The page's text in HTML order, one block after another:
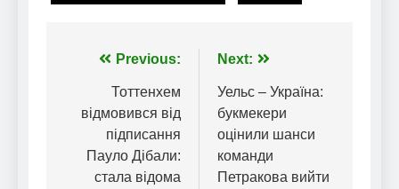
Навігація
записів
Previous:
Тоттенхем
відмовився від
підписання
Пауло Дібали:
стала відома
Next:
Уельс – Україна:
букмекери
оцінили шанси
команди
Петракова вийти